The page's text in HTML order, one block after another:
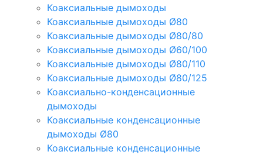
Коаксиальные дымоходы
Коаксиальные дымоходы Ø80
Коаксиальные дымоходы Ø80/80
Коаксиальные дымоходы Ø60/100
Коаксиальные дымоходы Ø80/110
Коаксиальные дымоходы Ø80/125
Коаксиально-конденсационные
дымоходы
Коаксиальные конденсационные
дымоходы Ø80
Коаксиальные конденсационные